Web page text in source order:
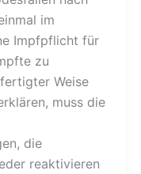
im
Impfpflicht für
zu
Weise
muss die
die
reaktivieren